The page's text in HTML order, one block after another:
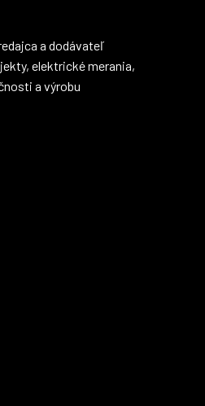
a dodávateľ
elektrické merania,
a výrobu